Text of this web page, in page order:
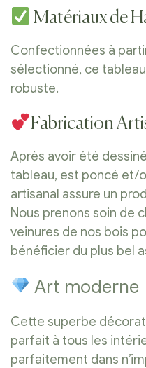
Matériaux de
Confectionnées à
sélectionné, ce
robuste.
Fabrication
Après avoir été
tableau, est poncé et/
artisanal assure un
Nous prenons soin de
veinures de nos bois
bénéficier du plus bel
Art moderne
Cette superbe
parfait à tous les
parfaitement dans